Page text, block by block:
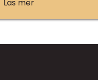
Läs mer